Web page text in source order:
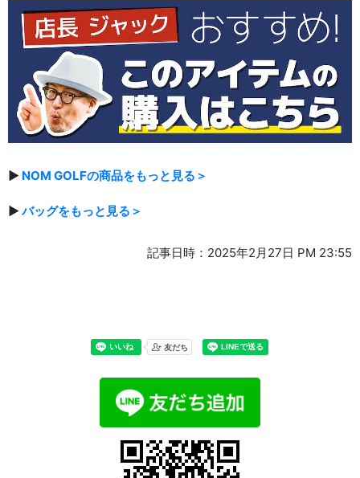
▶ NOM GOLFの商品をもっと見る＞
▶バッグをもっと見る＞
記事日時：2025年2月27日 PM 23:55